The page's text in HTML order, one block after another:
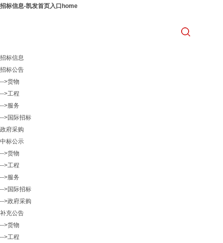
招标信息-凯发首页入口home
招标信息
招标公告
-->货物
-->工程
-->服务
-->国际招标
政府采购
中标公示
-->货物
-->工程
-->服务
-->国际招标
-->政府采购
补充公告
-->货物
-->工程